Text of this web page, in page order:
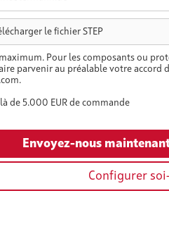
le fichier STEP
Pour les composants ou
parvenir au préalable votre accord
de 5.000 EUR de commande
Configurer